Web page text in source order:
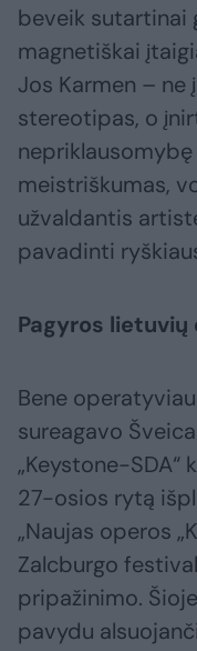
beveik sutartinai
magnetiškai
Jos Karmen –
stereotipas, o
meistriškumas,
užvaldantis
pavadinti
Pagyros lietuvių
Bene
sureagavo
„Keystone-SDA“
27-osios rytą
„Naujas operos
Zalcburgo
pripažinimo.
pavydu